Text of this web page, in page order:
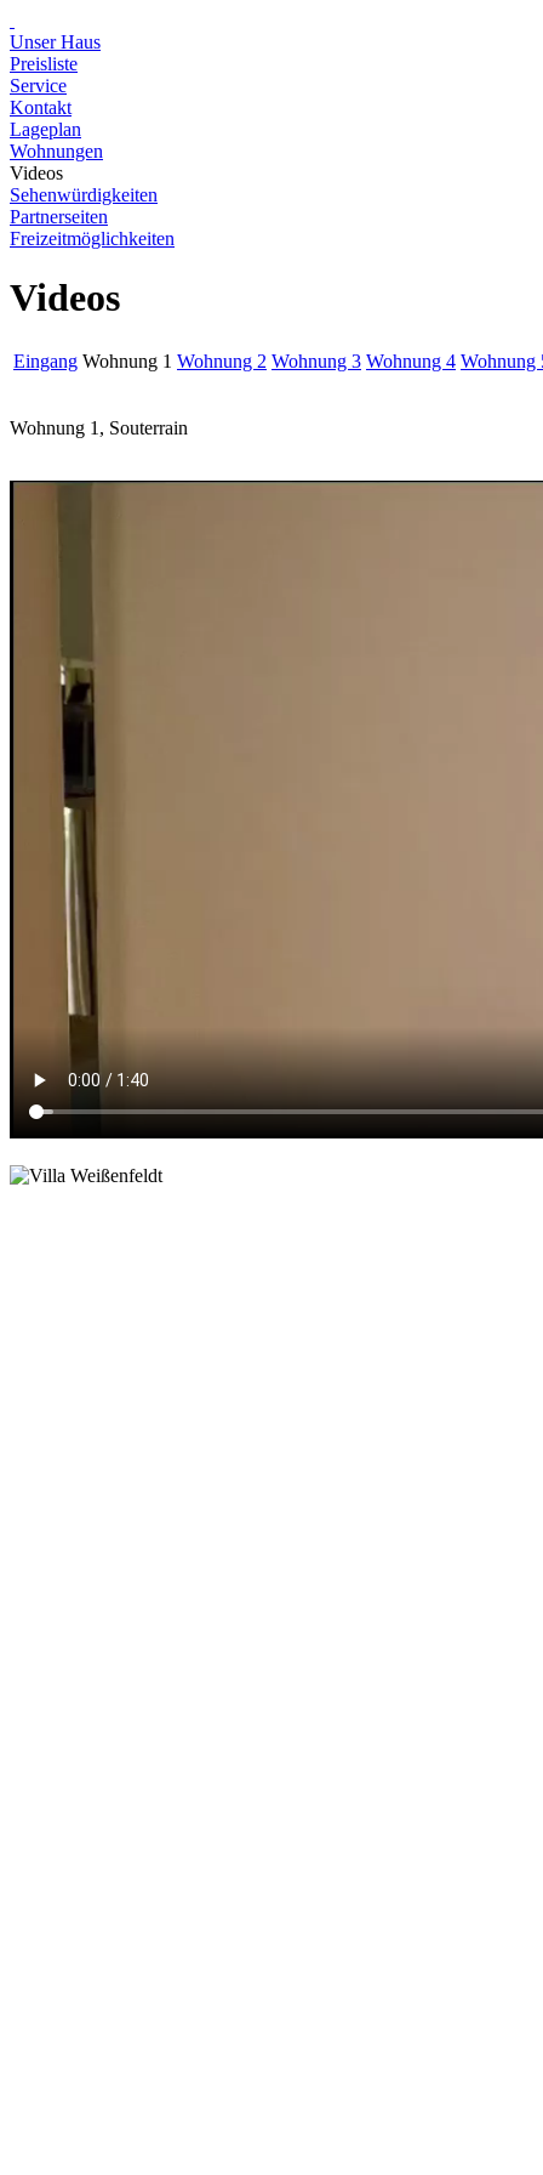
Unser Haus
Preisliste
Service
Kontakt
Lageplan
Wohnungen
Videos
Sehenwürdigkeiten
Partnerseiten
Freizeitmöglichkeiten
Videos
Eingang Wohnung 1 Wohnung 2 Wohnung 3 Wohnung 4 Wohnung
Wohnung 1, Souterrain